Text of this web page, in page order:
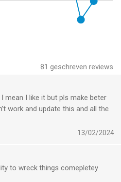
81 geschreven reviews
mean I like it but pls make beter
work and update this and all the
sim+ I mean + and this one u
there is a difference but I can
day
13/02/2024
to wreck things comepletey